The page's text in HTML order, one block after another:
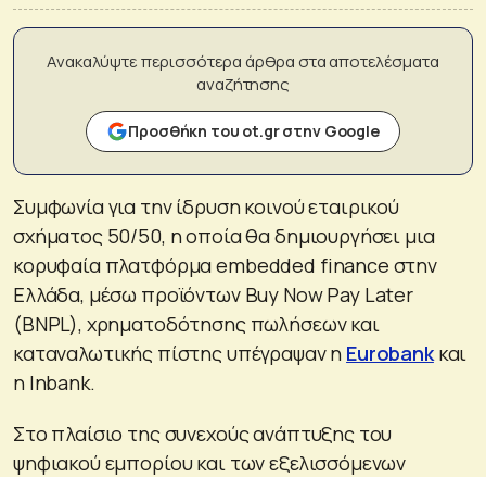
Ανακαλύψτε περισσότερα άρθρα στα αποτελέσματα
αναζήτησης
Προσθήκη του ot.gr στην Google
Συμφωνία για την ίδρυση κοινού εταιρικού
σχήματος 50/50, η οποία θα δημιουργήσει μια
κορυφαία πλατφόρμα embedded finance στην
Ελλάδα, μέσω προϊόντων Buy Now Pay Later
(BNPL), χρηματοδότησης πωλήσεων και
καταναλωτικής πίστης υπέγραψαν η Eurobankκαι
η Inbank.
Στο πλαίσιο της συνεχούς ανάπτυξης του
ψηφιακού εμπορίου και των εξελισσόμενων